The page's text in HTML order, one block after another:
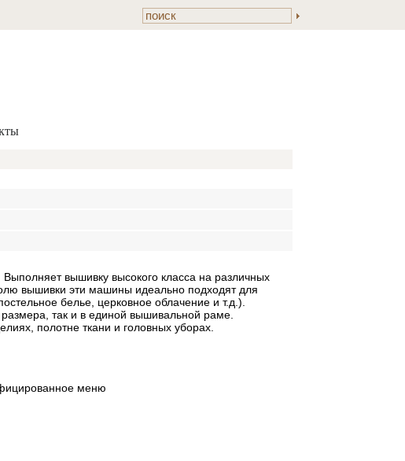
вышивку высокого класса на различных
вышивки эти машины идеально подходят для
белье, церковное облачение и т.д.).
так и в единой вышивальной раме.
полотне ткани и головных уборах.
меню